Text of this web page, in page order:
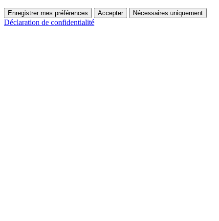
Enregistrer mes préférences Accepter Nécessaires uniquement
Déclaration de confidentialité